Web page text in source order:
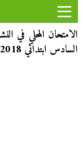
الامتحان المحلي في
السادس ابتدائي 2018